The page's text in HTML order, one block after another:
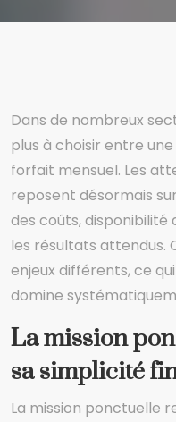
Dans de nombreux
plus à choisir entre
forfait mensuel. Les
reposent désormais
des coûts,
les résultats attendus.
enjeux différents, ce
domine
La mission
sa simplicité
La mission ponctuelle